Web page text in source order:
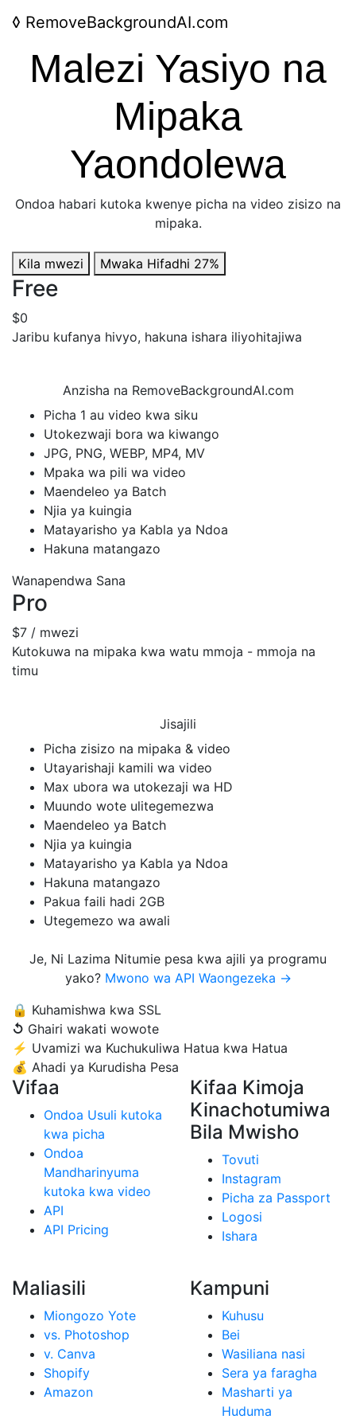
◊ RemoveBackgroundAI.com
Malezi Yasiyo na
Mipaka
Yaondolewa
Ondoa habari kutoka kwenye picha na video zisizo na
mipaka.
Kila mwezi Mwaka Hifadhi 27%
Free
$0
Jaribu kufanya hivyo, hakuna ishara iliyohitajiwa
Anzisha na RemoveBackgroundAI.com
Picha 1 au video kwa siku
Utokezwaji bora wa kiwango
JPG, PNG, WEBP, MP4, MV
Mpaka wa pili wa video
Maendeleo ya Batch
Njia ya kuingia
Matayarisho ya Kabla ya Ndoa
Hakuna matangazo
Wanapendwa Sana
Pro
$7 / mwezi
Kutokuwa na mipaka kwa watu mmoja - mmoja na
timu
Jisajili
Picha zisizo na mipaka & video
Utayarishaji kamili wa video
Max ubora wa utokezaji wa HD
Muundo wote ulitegemezwa
Maendeleo ya Batch
Njia ya kuingia
Matayarisho ya Kabla ya Ndoa
Hakuna matangazo
Pakua faili hadi 2GB
Utegemezo wa awali
Je, Ni Lazima Nitumie pesa kwa ajili ya programu
yako? Mwono wa API Waongezeka →
🔒 Kuhamishwa kwa SSL
↺ Ghairi wakati wowote
⚡ Uvamizi wa Kuchukuliwa Hatua kwa Hatua
💰 Ahadi ya Kurudisha Pesa
Vifaa
Ondoa Usuli kutoka
kwa picha
Ondoa
Mandharinyuma
kutoka kwa video
API
API Pricing
Kifaa Kimoja
Kinachotumiwa
Bila Mwisho
Tovuti
Instagram
Picha za Passport
Logosi
Ishara
Maliasili
Miongozo Yote
vs. Photoshop
v. Canva
Shopify
Amazon
Kampuni
Kuhusu
Bei
Wasiliana nasi
Sera ya faragha
Masharti ya
Huduma